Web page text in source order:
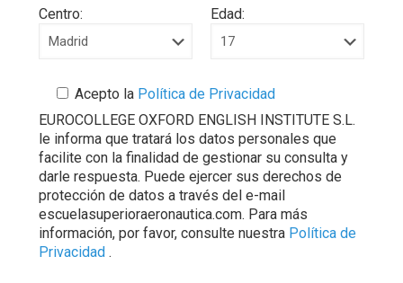
Centro: Edad:
Acepto la Política de Privacidad
EUROCOLLEGE OXFORD ENGLISH INSTITUTE S.L.
le informa que tratará los datos personales que
facilite con la finalidad de gestionar su consulta y
darle respuesta. Puede ejercer sus derechos de
protección de datos a través del e-mail
escuelasuperioraeronautica.com. Para más
información, por favor, consulte nuestra Política de
Privacidad .